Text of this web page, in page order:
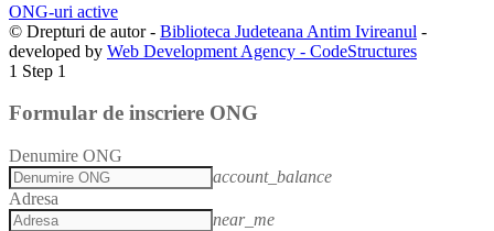
ONG-uri active
© Drepturi de autor - Biblioteca Judeteana Antim Ivireanul -
developed by Web Development Agency - CodeStructures
1 Step 1
Formular de inscriere ONG
Denumire ONG
account_balance
Adresa
near_me